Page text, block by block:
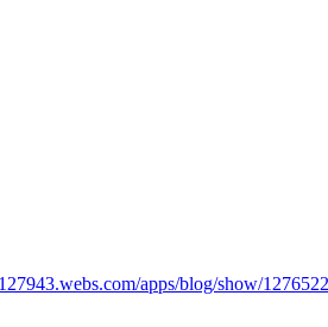
apps/blog/show/